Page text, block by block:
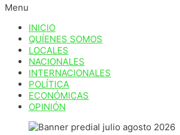
Menu
INICIO
QUÍENES SOMOS
LOCALES
NACIONALES
INTERNACIONALES
POLÍTICA
ECONÓMICAS
OPINIÓN